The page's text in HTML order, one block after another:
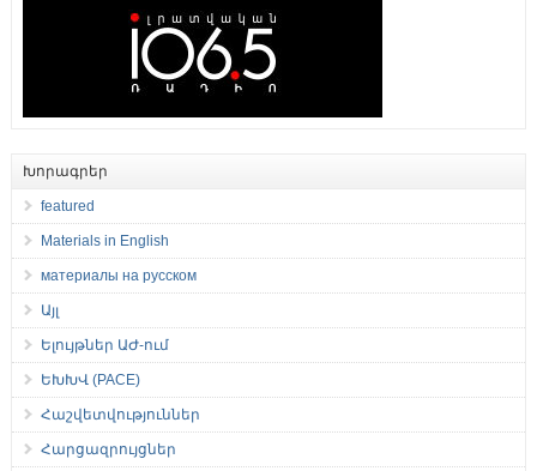
Խորագրեր
featured
Materials in English
материалы на русском
Այլ
Ելույթներ ԱԺ-ում
ԵԽԽՎ (PACE)
Հաշվետվություններ
Հարցազրույցներ